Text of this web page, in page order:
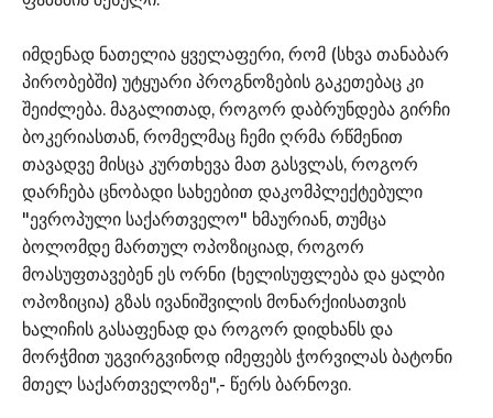
იმდენად ნათელია ყველაფერი, რომ (სხვა თანაბარ
პირობებში) უტყუარი პროგნოზების გაკეთებაც კი
შეიძლება. მაგალითად, როგორ დაბრუნდება გირჩი
ბოკერიასთან, რომელმაც ჩემი ღრმა რწმენით
თავადვე მისცა კურთხევა მათ გასვლას, როგორ
დარჩება ცნობადი სახეებით დაკომპლექტებული
"ევროპული საქართველო" ხმაურიან, თუმცა
ბოლომდე მართულ ოპოზიციად, როგორ
მოასუფთავებენ ეს ორნი (ხელისუფლება და ყალბი
ოპოზიცია) გზას ივანიშვილის მონარქიისათვის
ხალიჩის გასაფენად და როგორ დიდხანს და
მორჭმით უგვირგვინოდ იმეფებს ჭორვილას ბატონი
მთელ საქართველოზე",- წერს ბარნოვი.